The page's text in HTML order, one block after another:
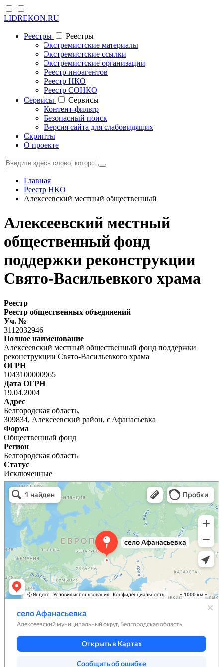
LIDREKON.RU
Реестры
Реестры
Экстремистские материалы
Экстремистские ссылки
Экстремистские организации
Реестр иноагентов
Реестр НКО
Реестр СОНКО
Cервисы
Cервисы
Контент-фильтр
Безопасный поиск
Версия сайта для слабовидящих
Скрипты
О проекте
Главная
Реестр НКО
Алексеевский местный общественный
Алексеевский местный
общественный фонд
поддержки реконструкции
Свято-Васильевкого храма
Реестр
Реестр общественных объединений
Уч. №
3112032946
Полное наименование
Алексеевский местный общественный фонд поддержки
реконструкции Свято-Васильевкого храма
ОГРН
1043100000965
Дата ОГРН
19.04.2004
Адрес
Белгородская область,
309834, Алексеевский район, с.Афанасьевка
Форма
Общественный фонд
Регион
Белгородская область
Статус
Исключенные